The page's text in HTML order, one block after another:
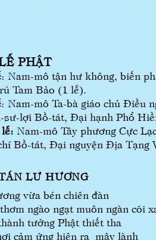
PHẬT
: Nam-mô tận hư không, biến
Tam Bảo (1 lễ).
: Nam-mô Ta-bà giáo chủ Điều
sư-lợi Bồ-tát, Đại hạnh Phổ
Nam-mô Tây phương Cực
Bồ-tát, Đại nguyện Địa
LƯ HƯƠNG
vừa bén chiên đàn
ngào ngạt muôn ngàn cõi
tưởng Phật thiết tha
cảm ứng hiện ra mây lành